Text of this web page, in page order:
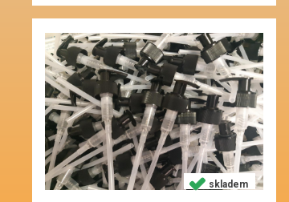
skladem